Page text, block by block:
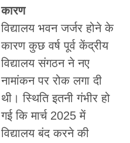
कारण
विद्यालय भवन जर्जर होने के
कारण कुछ वर्ष पूर्व केंद्रीय
विद्यालय संगठन ने नए
नामांकन पर रोक लगा दी
थी। स्थिति इतनी गंभीर हो
गई कि मार्च 2025 में
विद्यालय बंद करने की